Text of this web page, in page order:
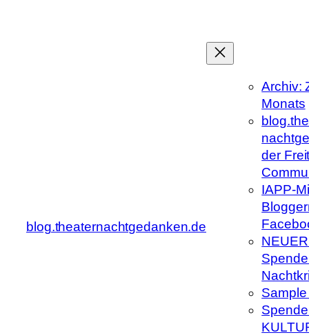
blog.theaternachtgedanken.de
Archiv:
Monats
der
IAPP-